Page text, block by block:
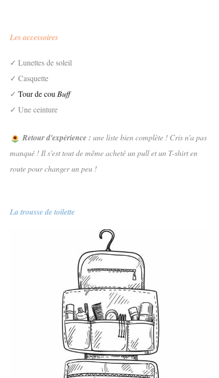
Les accessoires
✓ Lunettes de soleil
✓ Casquette
✓ Tour de cou Buff
✓ Une ceinture
Retour d'expérience : une liste bien complète ! Cris n'a pas
manqué ! Il s'est tout de même acheté un pull et un T-shirt en
route pour changer un peu !
La trousse de toilette